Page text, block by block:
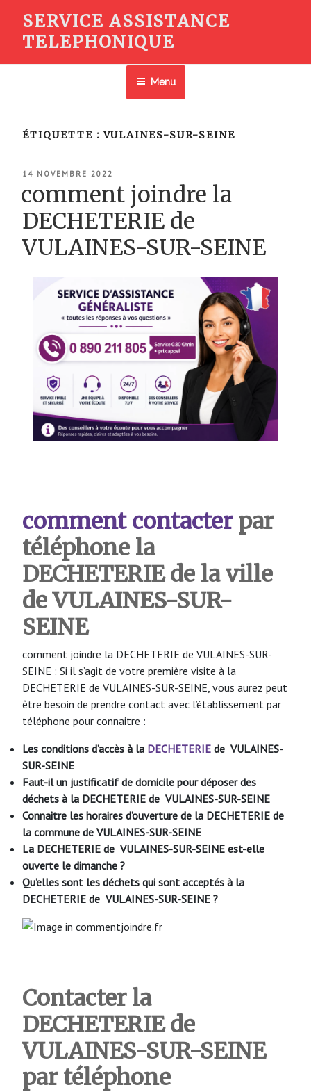
contenu
SERVICE ASSISTANCE
TELEPHONIQUE
Menu
ÉTIQUETTE :VULAINES-SUR-SEINE
PUBLIÉ
14 NOVEMBRE 2022
comment joindre la
DECHETERIE de
VULAINES-SUR-SEINE
comment contacterpar
téléphone la
DECHETERIE de la ville
de VULAINES-SUR-
SEINE
comment joindre la DECHETERIE de VULAINES-SUR-
SEINE : Si il s’agit de votre première visite à la
DECHETERIE de VULAINES-SUR-SEINE, vous aurez peut
être besoin de prendre contact avec l’établissement par
téléphone pour connaitre :
Les conditions d’accès à la DECHETERIE de VULAINES-
SUR-SEINE
Faut-il un justificatif de domicile pour déposer des
déchets à la DECHETERIE de VULAINES-SUR-SEINE
Connaitre les horaires d’ouverture de la DECHETERIE de
la commune de VULAINES-SUR-SEINE
La DECHETERIE de VULAINES-SUR-SEINE est-elle
ouverte le dimanche ?
Qu’elles sont les déchets qui sont acceptés à la
DECHETERIE de VULAINES-SUR-SEINE ?
Contacter la
DECHETERIE de
VULAINES-SUR-SEINE
par téléphone